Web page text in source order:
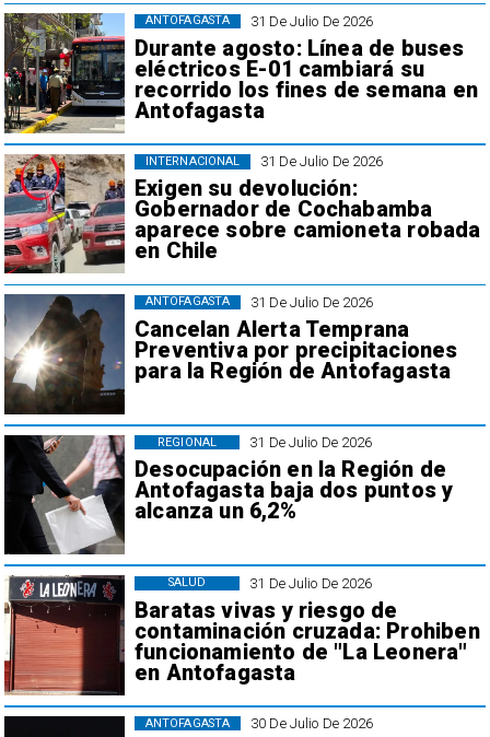
31 De Julio De 2026
Durante agosto: Línea de buses
eléctricos E-01 cambiará su
recorrido los fines de semana en
Antofagasta
ANTOFAGASTA
31 De Julio De 2026
Exigen su devolución:
Gobernador de Cochabamba
aparece sobre camioneta robada
en Chile
INTERNACIONAL
31 De Julio De 2026
Cancelan Alerta Temprana
Preventiva por precipitaciones
para la Región de Antofagasta
ANTOFAGASTA
31 De Julio De 2026
Desocupación en la Región de
Antofagasta baja dos puntos y
alcanza un 6,2%
REGIONAL
31 De Julio De 2026
Baratas vivas y riesgo de
contaminación cruzada: Prohiben
funcionamiento de "La Leonera"
en Antofagasta
SALUD
30 De Julio De 2026
ANTOFAGASTA